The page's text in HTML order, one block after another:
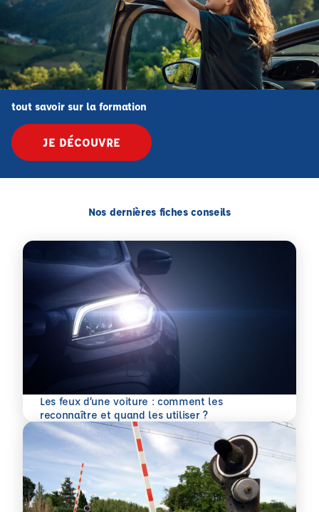
tout savoir sur la formation
JE DÉCOUVRE
Nos dernières fiches conseils
Les feux d’une voiture : comment les
reconnaître et quand les utiliser ?
En savoir plus